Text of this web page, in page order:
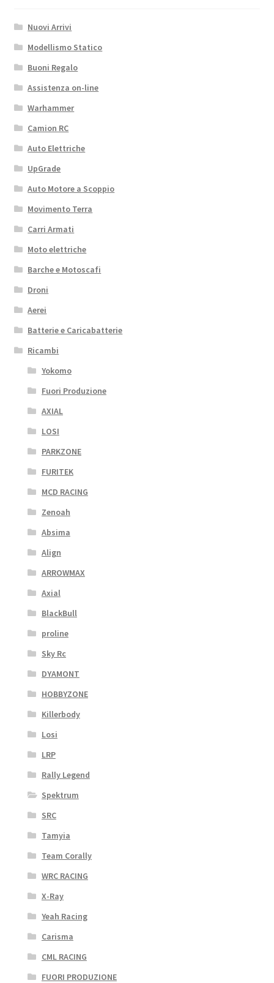
Nuovi Arrivi
Modellismo Statico
Buoni Regalo
Assistenza on-line
Warhammer
Camion RC
Auto Elettriche
UpGrade
Auto Motore a Scoppio
Movimento Terra
Carri Armati
Moto elettriche
Barche e Motoscafi
Droni
Aerei
Batterie e Caricabatterie
Ricambi
Yokomo
Fuori Produzione
AXIAL
LOSI
PARKZONE
FURITEK
MCD RACING
Zenoah
Absima
Align
ARROWMAX
Axial
BlackBull
proline
Sky Rc
DYAMONT
HOBBYZONE
Killerbody
Losi
LRP
Rally Legend
Spektrum
SRC
Tamyia
Team Corally
WRC RACING
X-Ray
Yeah Racing
Carisma
CML RACING
FUORI PRODUZIONE